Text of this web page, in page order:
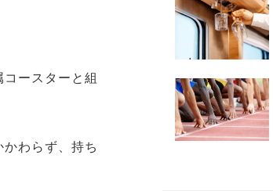
ースターと組
わらず、持ち